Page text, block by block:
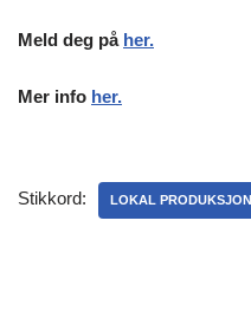
Meld deg på her.
Mer info her.
Stikkord: LOKAL PRODUKSJON